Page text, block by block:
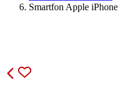
Smartfon Apple